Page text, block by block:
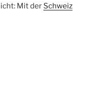
Mit der Schweiz